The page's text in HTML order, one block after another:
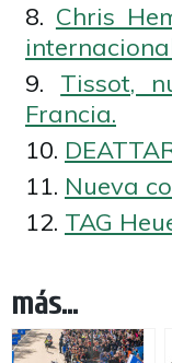
Chris
Tissot,
Francia.
Nueva
TAG
más...